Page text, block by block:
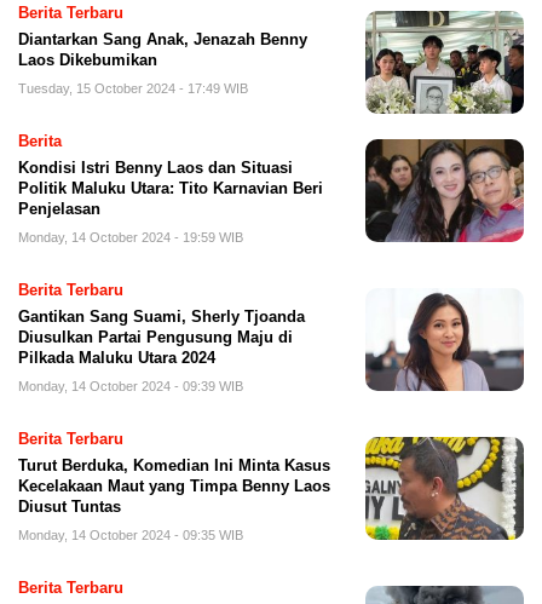
Berita Terbaru
Diantarkan Sang Anak, Jenazah Benny
Laos Dikebumikan
Tuesday, 15 October 2024 - 17:49 WIB
Berita
Kondisi Istri Benny Laos dan Situasi
Politik Maluku Utara: Tito Karnavian Beri
Penjelasan
Monday, 14 October 2024 - 19:59 WIB
Berita Terbaru
Gantikan Sang Suami, Sherly Tjoanda
Diusulkan Partai Pengusung Maju di
Pilkada Maluku Utara 2024
Monday, 14 October 2024 - 09:39 WIB
Berita Terbaru
Turut Berduka, Komedian Ini Minta Kasus
Kecelakaan Maut yang Timpa Benny Laos
Diusut Tuntas
Monday, 14 October 2024 - 09:35 WIB
Berita Terbaru